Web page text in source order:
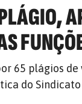
65 plágios de
do